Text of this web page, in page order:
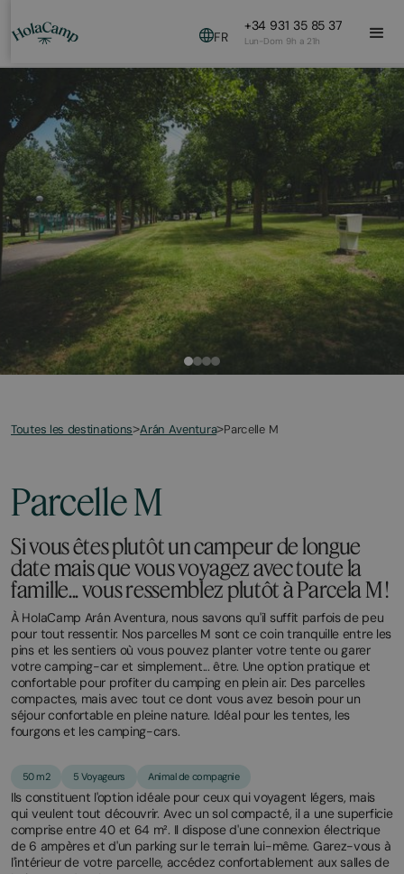
FR
+34 931 35 85 37
Lun-Dom 9h a 21h
Toutes les destinations>Arán Aventura>Parcelle M
Parcelle M
Si vous êtes plutôt un campeur de longue
date mais que vous voyagez avec toute la
famille... vous ressemblez plutôt à Parcela M !
À HolaCamp Arán Aventura, nous savons qu'il suffit parfois de peu
pour tout ressentir. Nos parcelles M sont ce coin tranquille entre les
pins et les sentiers où vous pouvez planter votre tente ou garer
votre camping-car et simplement... être. Une option pratique et
confortable pour profiter du camping en plein air. Des parcelles
compactes, mais avec tout ce dont vous avez besoin pour un
séjour confortable en pleine nature. Idéal pour les tentes, les
fourgons et les camping-cars.
50 m2 5 Voyageurs Animal de compagnie
Ils constituent l'option idéale pour ceux qui voyagent légers, mais
qui veulent tout découvrir. Avec un sol compacté, il a une superficie
comprise entre 40 et 64 m². Il dispose d'une connexion électrique
de 6 ampères et d'un parking sur le terrain lui-même. Garez-vous à
l'intérieur de votre parcelle, accédez confortablement aux salles de